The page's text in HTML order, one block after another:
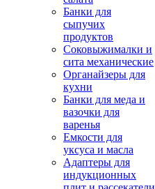
Банки для
сыпучих
продуктов
Соковыжималки и
сита механические
Органайзеры для
кухни
Банки для меда и
вазочки для
варенья
Емкости для
уксуса и масла
Адаптеры для
индукционных